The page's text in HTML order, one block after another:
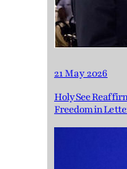
21 May 2026
Holy See
Freedom in